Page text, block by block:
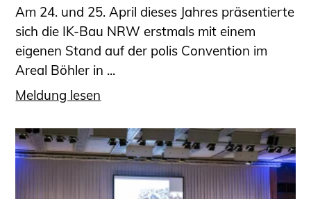
Impressum
Datenschutz
Ingenieurakademie West
Am 24. und 25. April dieses Jahres präsentierte
sich die IK-Bau NRW erstmals mit einem
eigenen Stand auf der polis Convention im
Areal Böhler in ...
Meldung lesen